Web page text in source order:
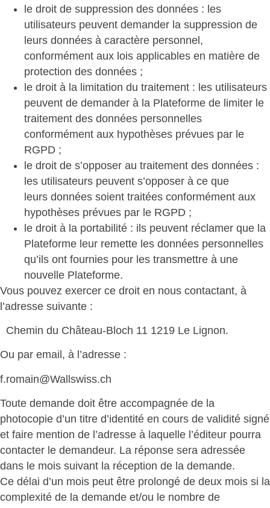
le droit de suppression des données : les
utilisateurs peuvent demander la suppression de
leurs données à caractère personnel,
conformément aux lois applicables en matière de
protection des données ;
le droit à la limitation du traitement : les utilisateurs
peuvent de demander à la Plateforme de limiter le
traitement des données personnelles
conformément aux hypothèses prévues par le
RGPD ;
le droit de s’opposer au traitement des données :
les utilisateurs peuvent s’opposer à ce que
leurs données soient traitées conformément aux
hypothèses prévues par le RGPD ;
le droit à la portabilité : ils peuvent réclamer que la
Plateforme leur remette les données personnelles
qu’ils ont fournies pour les transmettre à une
nouvelle Plateforme.
Vous pouvez exercer ce droit en nous contactant, à
l’adresse suivante :
Chemin du Château-Bloch 11 1219 Le Lignon.
Ou par email, à l’adresse :
f.romain@Wallswiss.ch
Toute demande doit être accompagnée de la
photocopie d’un titre d’identité en cours de validité signé
et faire mention de l’adresse à laquelle l’éditeur pourra
contacter le demandeur. La réponse sera adressée
dans le mois suivant la réception de la demande.
Ce délai d’un mois peut être prolongé de deux mois si la
complexité de la demande et/ou le nombre de